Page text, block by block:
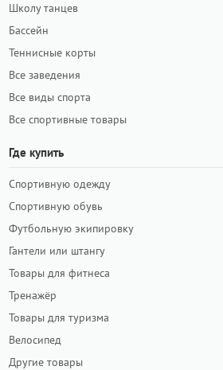
Школу танцев
Бассейн
Теннисные корты
Все заведения
Все виды спорта
Все спортивные товары
Где купить
Спортивную одежду
Спортивную обувь
Футбольную экипировку
Гантели или штангу
Товары для фитнеса
Тренажёр
Товары для туризма
Велосипед
Другие товары